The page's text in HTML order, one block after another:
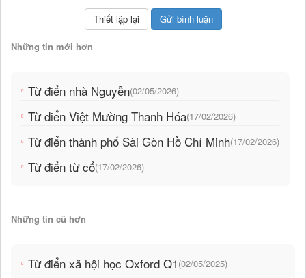
Những tin mới hơn
Từ điển nhà Nguyễn(02/05/2026)
Từ điển Việt Mường Thanh Hóa(17/02/2026)
Từ điển thành phố Sài Gòn Hồ Chí Minh(17/02/2026)
Từ điển từ cổ(17/02/2026)
Những tin cũ hơn
Từ điển xã hội học Oxford Q1 (02/05/2025)